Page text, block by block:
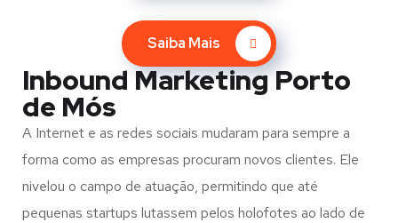
Saiba Mais
Inbound Marketing Porto
de Mós
A Internet e as redes sociais mudaram para sempre a
forma como as empresas procuram novos clientes. Ele
nivelou o campo de atuação, permitindo que até
pequenas startups lutassem pelos holofotes ao lado de